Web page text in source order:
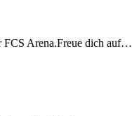
FCS Arena.Freue dich auf…